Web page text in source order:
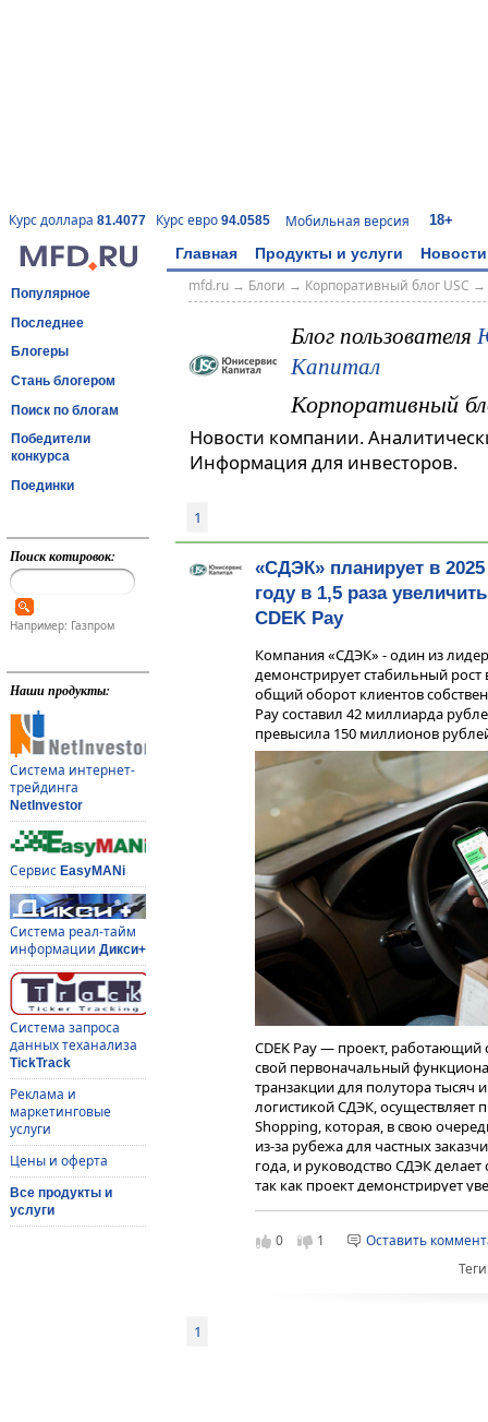
Курс доллара 81.4077 Курс евро 94.0585 Мобильная версия 18+
Главная Продукты и услуги Новости
Популярное
Последнее
Блогеры
Стань блогером
Поиск по блогам
Победители
конкурса
Поединки
Поиск котировок:
Например: Газпром
Наши продукты:
Система интернет-
трейдинга
NetInvestor
Сервис EasyMANi
Система реал-тайм
информации Дикси+
Система запроса
данных теханализа
TickTrack
Реклама и
маркетинговые
услуги
Цены и оферта
Все продукты и
услуги
mfd.ru→ Блоги → Корпоративный блог USC →
Блог пользователя
Капитал
Корпоративный
Новости компании.
Информация для инвесторов.
1
«СДЭК» планирует в 2025
году в 1,5 раза
CDEK Pay
Компания «СДЭК» - один из
демонстрирует стабильный рост
общий оборот клиентов
Pay составил 42 миллиарда
превысила 150 миллионов
CDEK Pay — проект,
свой первоначальный
транзакции для полутора тысяч
логистикой СДЭК, осуществляет
Shopping, которая, в свою
из-за рубежа для частных
года, и руководство СДЭК
так как проект демонстрирует
22 178 рублей, и наличие
0 1
Оставить
1